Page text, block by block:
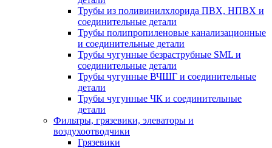
Трубы из поливинилхлорида ПВХ, НПВХ и
соединительные детали
Трубы полипропиленовые канализационные
и соединительные детали
Трубы чугунные безраструбные SML и
соединительные детали
Трубы чугунные ВЧШГ и соединительные
детали
Трубы чугунные ЧК и соединительные
детали
Фильтры, грязевики, элеваторы и
воздухоотводчики
Грязевики